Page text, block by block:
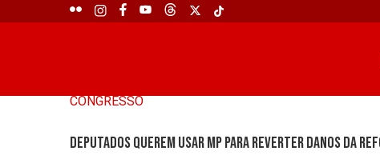
CONGRESSO
Deputados querem usar MP para reverter danos da